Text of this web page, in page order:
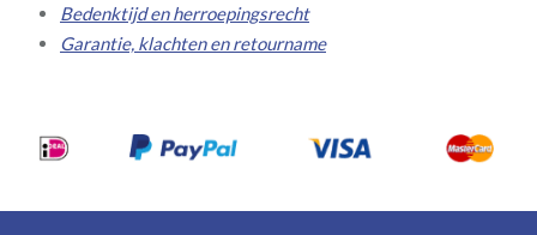
Bedenktijd en herroepingsrecht
Garantie, klachten en retourname